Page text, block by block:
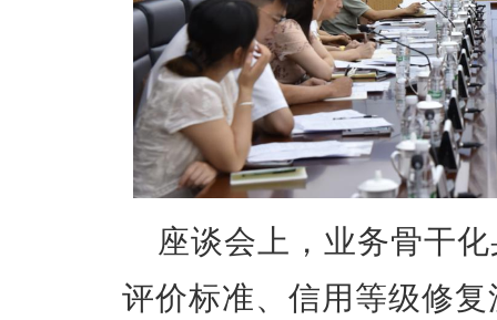
座谈会上，业务骨干
评价标准、信用等级修